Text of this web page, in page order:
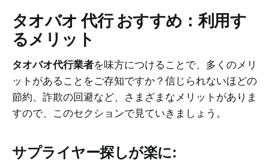
タオバオ 代行 おすすめ ：利用す
るメリット
タオバオ代行業者を味方につけることで、多くのメリ
ットがあることをご存知ですか？信じられないほどの
節約、詐欺の回避など、さまざまなメリットがありま
すので、このセクションで見ていきましょう。
サプライヤー探しが楽に: